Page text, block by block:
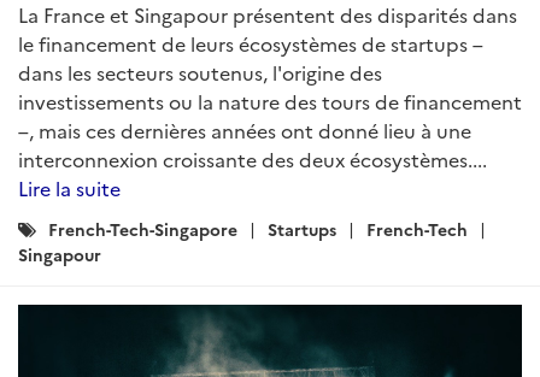
La France et Singapour présentent des disparités dans
le financement de leurs écosystèmes de startups –
dans les secteurs soutenus, l'origine des
investissements ou la nature des tours de financement
–, mais ces dernières années ont donné lieu à une
interconnexion croissante des deux écosystèmes....
Lire la suite
Catégories
:
French-Tech-Singapore Startups
French-Tech
Singapour